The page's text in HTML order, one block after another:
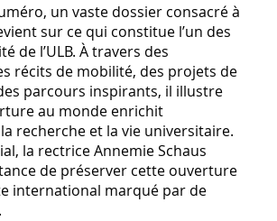
un vaste dossier consacré à
sur ce qui constitue l’un des
de l’ULB. À travers des
récits de mobilité, des projets de
parcours inspirants, il illustre
au monde enrichit
recherche et la vie universitaire.
la rectrice Annemie Schaus
de préserver cette ouverture
international marqué par de